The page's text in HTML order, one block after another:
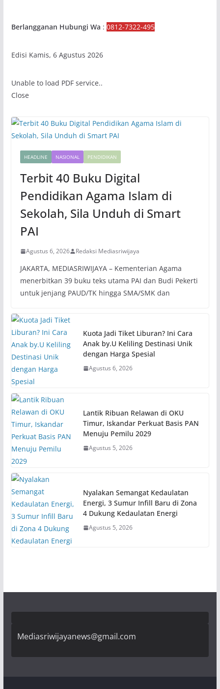
Berlangganan Hubungi Wa : 0812-7322-495
Edisi Kamis, 6 Agustus 2026
Unable to load PDF service..
Close
HEADLINE NASIONAL PENDIDIKAN
Terbit 40 Buku Digital
Pendidikan Agama Islam di
Sekolah, Sila Unduh di Smart
PAI
Agustus 6, 2026 Redaksi Mediasriwijaya
JAKARTA, MEDIASRIWIJAYA – Kementerian Agama
menerbitkan 39 buku teks utama PAI dan Budi Pekerti
untuk jenjang PAUD/TK hingga SMA/SMK dan
Kuota Jadi Tiket Liburan? Ini Cara
Anak by.U Keliling Destinasi Unik
dengan Harga Spesial
Agustus 6, 2026
Lantik Ribuan Relawan di OKU
Timur, Iskandar Perkuat Basis PAN
Menuju Pemilu 2029
Agustus 5, 2026
Nyalakan Semangat Kedaulatan
Energi, 3 Sumur Infill Baru di Zona
4 Dukung Kedaulatan Energi
Agustus 5, 2026
Mediasriwijayanews@gmail.com